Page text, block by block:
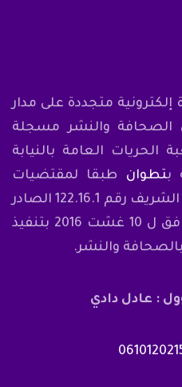
إلكترونية متجددة على مدار
الصحافة والنشر مسجلة
الحريات العامة بالنيابة
بتطوان طبقا لمقتضيات
المادتين 16 و 21 من الظهير الشريف رقم 122.16.1 الصادر
في 6 ذي القعدة 1437 الموافق ل 10 غشت 2016 بتنفيذ
: عادل دادي